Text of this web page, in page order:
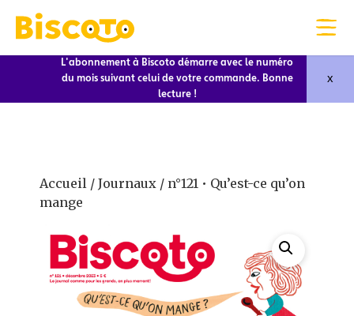
L'abonnement à Biscoto démarre avec le numéro
du mois suivant celui de votre commande. Bonne
lecture !
x
Accueil / Journaux / n°121 • Qu’est-ce qu’on
mange